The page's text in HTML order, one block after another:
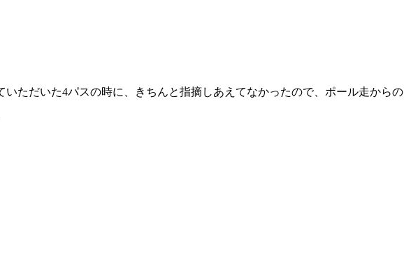
いただいた4パスの時に、きちんと指摘しあえてなかったので、ポール走からの